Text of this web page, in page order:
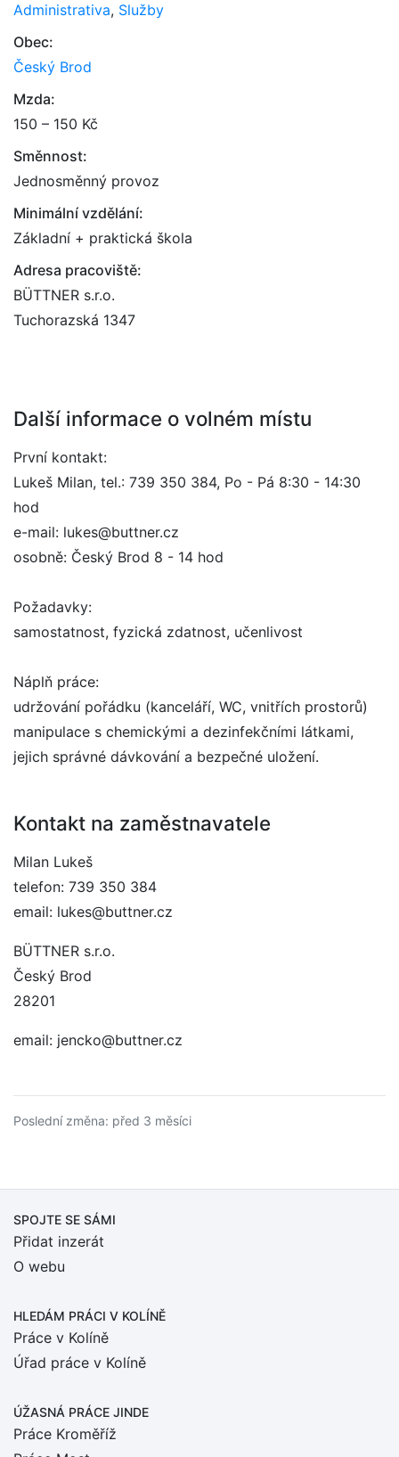
Administrativa, Služby
Obec:
Český Brod
Mzda:
150 – 150 Kč
Směnnost:
Jednosměnný provoz
Minimální vzdělání:
Základní + praktická škola
Adresa pracoviště:
BÜTTNER s.r.o.
Tuchorazská 1347
Další informace o volném místu
První kontakt:
Lukeš Milan, tel.: 739 350 384, Po - Pá 8:30 - 14:30
hod
e-mail: lukes@buttner.cz
osobně: Český Brod 8 - 14 hod
Požadavky:
samostatnost, fyzická zdatnost, učenlivost
Náplň práce:
udržování pořádku (kanceláří, WC, vnitřích prostorů)
manipulace s chemickými a dezinfekčními látkami,
jejich správné dávkování a bezpečné uložení.
Kontakt na zaměstnavatele
Milan Lukeš
telefon: 739 350 384
email: lukes@buttner.cz
BÜTTNER s.r.o.
Český Brod
28201
email: jencko@buttner.cz
Poslední změna: před 3 měsíci
SPOJTE SE SÁMI
Přidat inzerát
O webu
HLEDÁM PRÁCI V KOLÍNĚ
Práce v Kolíně
Úřad práce v Kolíně
ÚŽASNÁ PRÁCE JINDE
Práce Kroměříž